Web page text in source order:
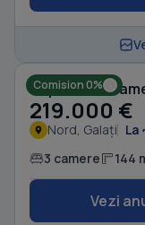
Comision 0%
Duplex cu 3
219.000 €
Nord, Galați La
3 camere 144
Vezi